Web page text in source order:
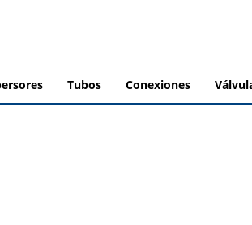
tubos conexiones